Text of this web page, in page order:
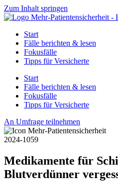
Zum Inhalt springen
Start
Fälle berichten & lesen
Fokusfälle
Tipps für Versicherte
Start
Fälle berichten & lesen
Fokusfälle
Tipps für Versicherte
An Umfrage teilnehmen
2024-1059
Medikamente für
Blutverdünner